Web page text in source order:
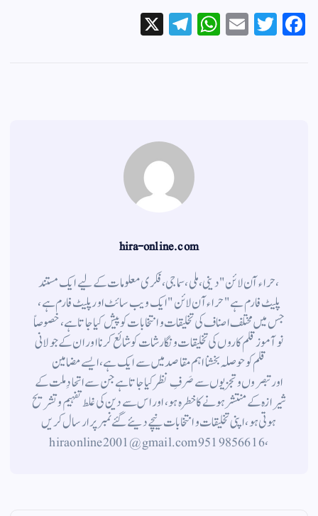
Fa
ce
T
wi
E
m
W
ha
Te
le
hira-online.com
،حراء آن لائن" دینی ، ملی ، سماجی ، فکری معلومات کے لیے ایک مستند
پلیٹ فارم ہے " حراء آن لائن " ایک ویب سائٹ اور پلیٹ فارم ہے ،
جس میں مختلف اصناف کی تخلیقات و انتخابات کو پیش کیا جاتا ہے ، خصوصاً
نوآموز قلم کاروں کی تخلیقات و نگارشات کو شائع کرنا اور ان کے جولانی
قلم کوحوصلہ بخشنا اہم مقاصد میں سے ایک ہے ، ایسے مضامین
اورتبصروں وتجزیوں سے صَرفِ نظر کیا جاتاہے جن سے اتحادِ ملت کے
شیرازہ کے منتشر ہونے کاخطرہ ہو ، اور اس سے دین کی غلط تفہیم وتشریح
ہوتی ہو، اپنی تخلیقات و انتخابات نیچے دیئے گئے نمبر پر ارسال کریں
، 9519856616 hiraonline2001@gmail.com